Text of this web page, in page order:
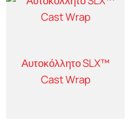
Αυτοκόλλητο SLX™
Cast Wrap